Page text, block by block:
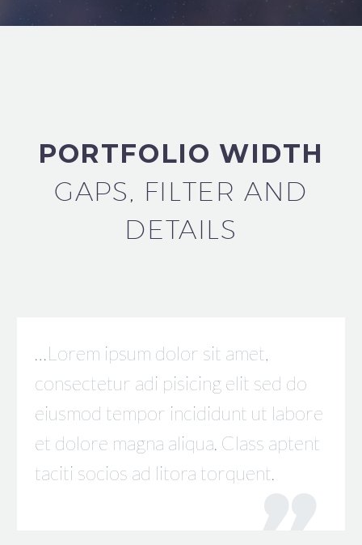
PORTFOLIO WIDTH
GAPS, FILTER AND
DETAILS
…Lorem ipsum dolor sit amet,
consectetur adi pisicing elit sed do
eiusmod tempor incididunt ut labore
et dolore magna aliqua. Class aptent
taciti socios ad litora torquent.